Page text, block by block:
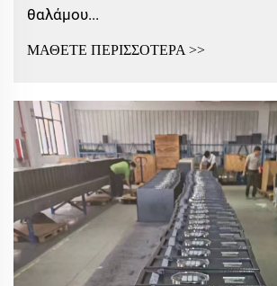
θαλάμου...
ΜΑΘΕΤΕ ΠΕΡΙΣΣΟΤΕΡΑ >>